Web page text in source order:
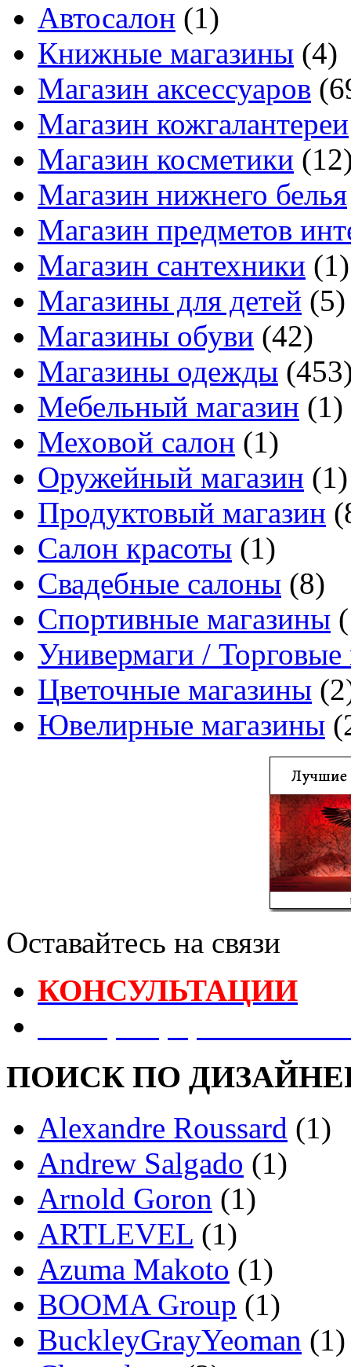
Автосалон (1)
Книжные магазины (4)
Магазин аксессуаров
Магазин кожгалантереи
Магазин косметики
Магазин нижнего белья
Магазин предметов
Магазин сантехники (1)
Магазины для детей (5)
Магазины обуви (42)
Магазины одежды
Мебельный магазин (1)
Меховой салон (1)
Оружейный магазин (1)
Продуктовый магазин
Салон красоты (1)
Свадебные салоны (8)
Спортивные магазины
Универмаги /
Цветочные магазины
Ювелирные магазины
Оставайтесь на связи
КОНСУЛЬТАЦИИ
ПОИСК ПО
Alexandre Roussard (1)
Andrew Salgado (1)
Arnold Goron (1)
ARTLEVEL (1)
Azuma Makoto (1)
BOOMA Group (1)
BuckleyGrayYeoman (1)